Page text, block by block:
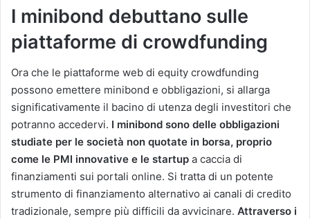
I minibond debuttano sulle
piattaforme di crowdfunding
Ora che le piattaforme web di equity crowdfunding
possono emettere minibond e obbligazioni, si allarga
significativamente il bacino di utenza degli investitori che
potranno accedervi. I minibond sono delle obbligazioni
studiate per le società non quotate in borsa, proprio
come le PMI innovative e le startup a caccia di
finanziamenti sui portali online. Si tratta di un potente
strumento di finanziamento alternativo ai canali di credito
tradizionale, sempre più difficili da avvicinare. Attraverso i